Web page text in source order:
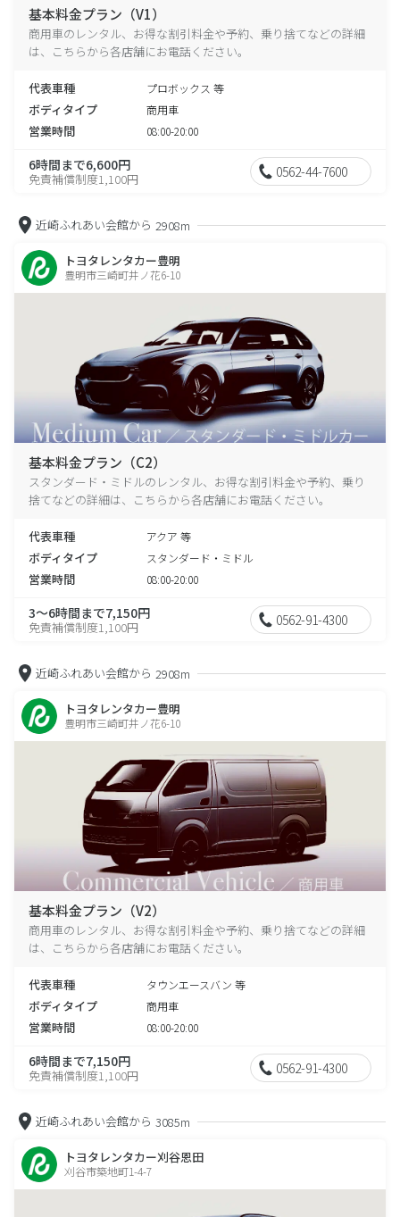
基本料金プラン（V1）
商用車のレンタル、お得な割引料金や予約、乗り捨てなどの詳細
は、こちらから各店舗にお電話ください。
代表車種 プロボックス 等
ボディタイプ 商用車
営業時間 08:00-20:00
6時間まで6,600円
免責補償制度1,100円 0562-44-7600
近崎ふれあい会館から 2908m
トヨタレンタカー豊明
豊明市三崎町井ノ花6-10
基本料金プラン（C2）
スタンダード・ミドルのレンタル、お得な割引料金や予約、乗り
捨てなどの詳細は、こちらから各店舗にお電話ください。
代表車種 アクア 等
ボディタイプ スタンダード・ミドル
営業時間 08:00-20:00
3～6時間まで7,150円
免責補償制度1,100円 0562-91-4300
近崎ふれあい会館から 2908m
トヨタレンタカー豊明
豊明市三崎町井ノ花6-10
基本料金プラン（V2）
商用車のレンタル、お得な割引料金や予約、乗り捨てなどの詳細
は、こちらから各店舗にお電話ください。
代表車種 タウンエースバン 等
ボディタイプ 商用車
営業時間 08:00-20:00
6時間まで7,150円
免責補償制度1,100円 0562-91-4300
近崎ふれあい会館から 3085m
トヨタレンタカー刈谷恩田
刈谷市築地町1-4-7